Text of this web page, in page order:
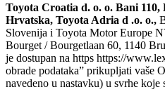
Toyota Croatia d. o. o. Bani 110,
Hrvatska, Toyota Adria d .o. o.,
Slovenija i Toyota Motor Europe
Bourget / Bourgetlaan 60, 1140
je dostupan na https https://
obrade podataka” prikupljati vaše
navedeno u nastavku) u svrhe koje